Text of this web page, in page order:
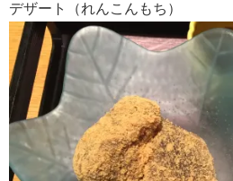
デザート（れんこんもち）